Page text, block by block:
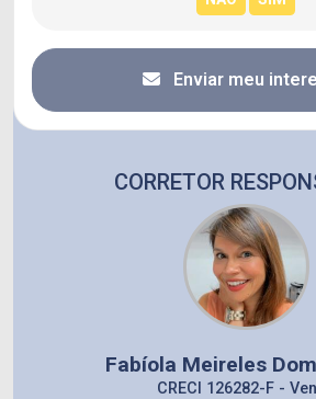
Enviar meu
CORRETOR
Fabíola Meireles
CRECI 126282-F -